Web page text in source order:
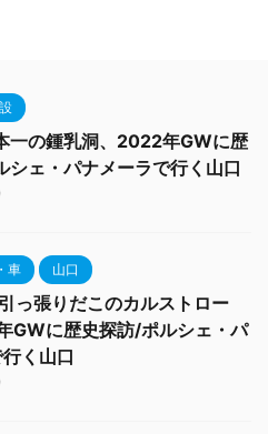
一の鍾乳洞、2022年GWに歴
シェ・パナメーラで行く山口
車 山口
っ張りだこのカルストロー
GWに歴史探訪/ポルシェ・パ
く山口